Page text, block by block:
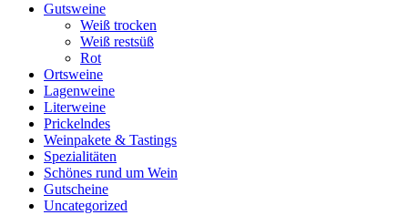
Gutsweine
Weiß trocken
Weiß restsüß
Rot
Ortsweine
Lagenweine
Literweine
Prickelndes
Weinpakete & Tastings
Spezialitäten
Schönes rund um Wein
Gutscheine
Uncategorized